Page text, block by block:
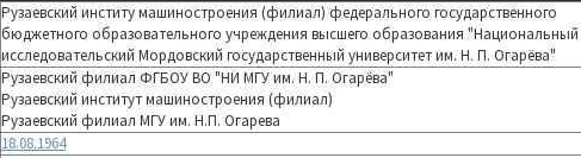
Рузаевский институ машиностроения (филиал) федерального государственного
бюджетного образовательного учреждения высшего образования "Национальный
исследовательский Мордовский государственный университет им. Н. П. Огарёва"
Рузаевский филиал ФГБОУ ВО "НИ МГУ им. Н. П. Огарёва"
Рузаевский институт машиностроения (филиал)
Рузаевский филиал МГУ им. Н.П. Огарева
18.08.1964